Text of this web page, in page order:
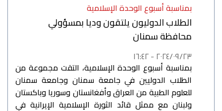
بمناسبة أسبوع الوحدة الإسلامية
الطلاب الدوليون يلتقون وديا بمسؤولي
محافظة سمنان
٢٠٢٤/٠٩/٢٣ - ١٦:٤٢
بمناسبة أسبوع الوحدة الإسلامية، التقت مجموعة من
الطلاب الدوليين في جامعة سمنان وجامعة سمنان
للعلوم الطبية من العراق وأفغانستان وسوريا وباكستان
ولبنان مع ممثل قائد الثورة الإسلامية الإيرانية في